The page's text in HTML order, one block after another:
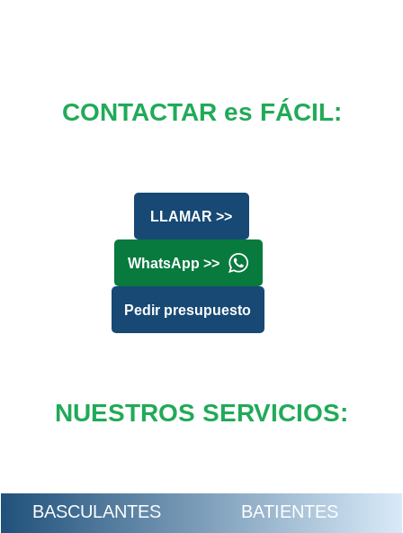
CONTACTAR es FÁCIL:
LLAMAR >>
WhatsApp >>
Pedir presupuesto
NUESTROS SERVICIOS:
BASCULANTES
BATIENTES